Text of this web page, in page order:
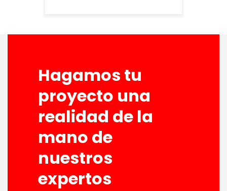
Hagamos tu
proyecto una
realidad de la
mano de
nuestros
expertos